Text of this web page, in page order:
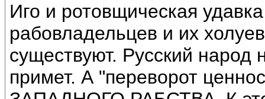
Иго и ротовщическая
рабовладельцев и их
существуют. Русский народ
примет. А "переворот